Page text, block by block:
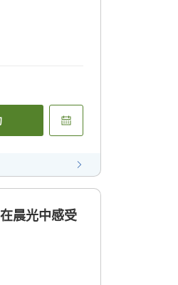
晨光中感受